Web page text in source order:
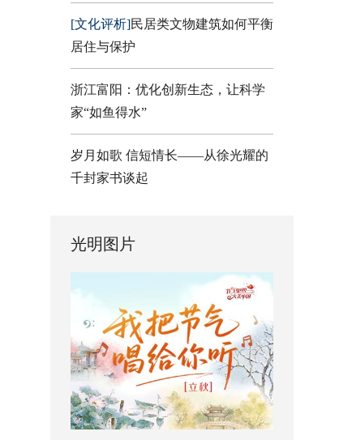
[文化评析]民居类文物建筑如何平衡
居住与保护
浙江富阳：优化创新生态，让科学
家“如鱼得水”
岁月如歌 信短情长——从徐光耀的
千封家书谈起
光明图片